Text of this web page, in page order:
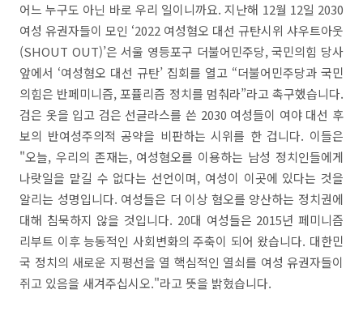
어느 누구도 아닌 바로 우리 일이니까요. 지난해 12월 12일 2030
여성 유권자들이 모인 ‘2022 여성혐오 대선 규탄시위 샤우트아웃
(SHOUT OUT)’은 서울 영등포구 더불어민주당, 국민의힘 당사
앞에서 ‘여성혐오 대선 규탄’ 집회를 열고 “더불어민주당과 국민
의힘은 반페미니즘, 포퓰리즘 정치를 멈춰라”라고 촉구했습니다.
검은 옷을 입고 검은 선글라스를 쓴 2030 여성들이 여야 대선 후
보의 반여성주의적 공약을 비판하는 시위를 한 겁니다. 이들은
"오늘, 우리의 존재는, 여성혐오를 이용하는 남성 정치인들에게
나랏일을 맡길 수 없다는 선언이며, 여성이 이곳에 있다는 것을
알리는 성명입니다. 여성들은 더 이상 혐오를 양산하는 정치권에
대해 침묵하지 않을 것입니다. 20대 여성들은 2015년 페미니즘
리부트 이후 능동적인 사회변화의 주축이 되어 왔습니다. 대한민
국 정치의 새로운 지평선을 열 핵심적인 열쇠를 여성 유권자들이
쥐고 있음을 새겨주십시오."라고 뜻을 밝혔습니다.